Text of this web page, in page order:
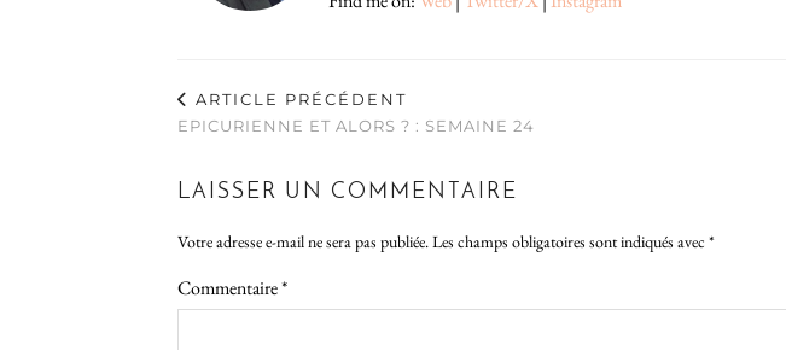
ARTICLE PRÉCÉDENT
EPICURIENNE ET ALORS ? : SEMAINE 24
LAISSER UN COMMENTAIRE
Votre adresse e-mail ne sera pas publiée.Les champs obligatoires sont indiqués avec *
Commentaire*